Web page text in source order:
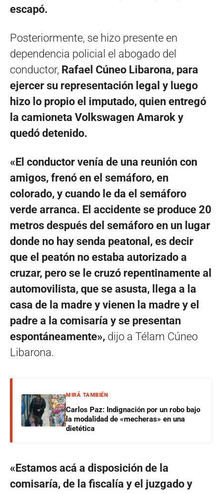
escapó.
Posteriormente, se hizo presente en
dependencia policial el abogado del
conductor, Rafael Cúneo Libarona, para
ejercer su representación legal y luego
hizo lo propio el imputado, quien entregó
la camioneta Volkswagen Amarok y
quedó detenido.
«El conductor venía de una reunión con
amigos, frenó en el semáforo, en
colorado, y cuando le da el semáforo
verde arranca. El accidente se produce 20
metros después del semáforo en un lugar
donde no hay senda peatonal, es decir
que el peatón no estaba autorizado a
cruzar, pero se le cruzó repentinamente al
automovilista, que se asusta, llega a la
casa de la madre y vienen la madre y el
padre a la comisaría y se presentan
espontáneamente», dijo a Télam Cúneo
Libarona.
MIRÁ TAMBIÉN
Carlos Paz: Indignación por un robo bajo
la modalidad de «mecheras» en una
dietética
«Estamos acá a disposición de la
comisaría, de la fiscalía y el juzgado y